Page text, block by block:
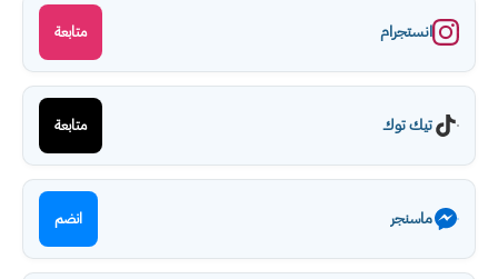
انستجرام متابعة
تيك توك متابعة
ماسنجر انضم